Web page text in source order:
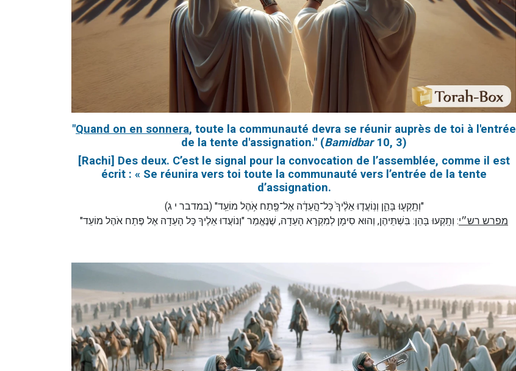
"Quand on en sonnera, toute la communauté devra se réunir auprès de toi à l'entrée
de la tente d'assignation." (Bamidbar10, 3)
[Rachi] Des deux. C’est le signal pour la convocation de l’assemblée, comme il est
écrit : « Se réunira vers toi toute la communauté vers l’entrée de la tente
d’assignation.
"וְתָֽקְע֖וּ בָּהֵ֑ן וְנֽוֹעֲד֤וּ אֵלֶ֨יךָ֙ כָּל־הָ֣עֵדָ֔ה אֶל־פֶּ֖תַח אֹ֥הֶל מוֹעֵֽד" (במדבר י ג)
מפרש רש״י: וְתָֽקְעוּ בָּהֵן: בִּשְׁתֵּיהֶן, וְהוּא סִימָן לְמִקְרָא הָעֵדָה, שֶׁנֶּאֱמַר "וְנוֹעֲדוּ אֵלֶיךָ כָּל הָעֵדָה אֶל פֶּתַח אֹהֶל מוֹעֵד"